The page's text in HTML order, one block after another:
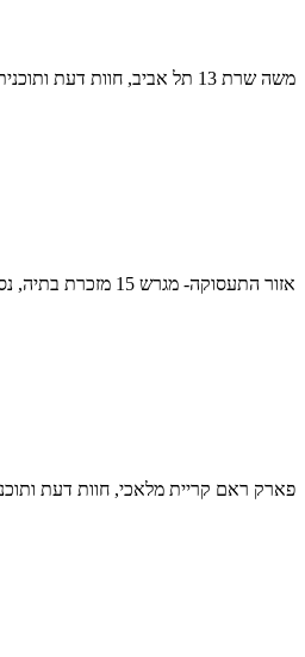
משה שרת 13 תל אביב, חוות דעת ותוכנית הידרולוגית לניהול מי נגר
אזור התעסוקה- מגרש 15 מזכרת בתיה, נספח ניקוז לשלב התב"ע
פארק ראם קריית מלאכי, חוות דעת